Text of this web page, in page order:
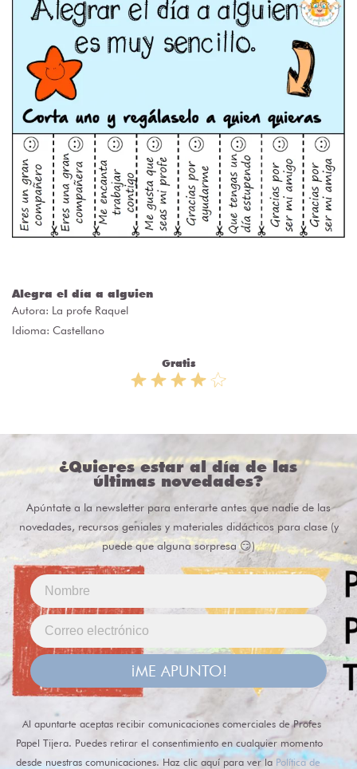
Alegra el día a alguien
Autora: La profe Raquel
Idioma: Castellano
Gratis
¿Quieres estar al día de las
últimas novedades?
Apúntate a la newsletter para enterarte antes que nadie de las
novedades, recursos geniales y materiales didácticos para clase (y
puede que alguna sorpresa 😏)
¡ME APUNTO!
Al apuntarte aceptas recibir comunicaciones comerciales de Profes
Papel Tijera. Puedes retirar el consentimiento en cualquier momento
desde nuestras comunicaciones. Haz clic aquí para ver la Política de